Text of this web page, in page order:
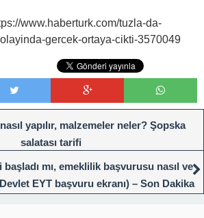
www.haberturk.com/tuzla-da-
gercek-ortaya-cikti-3570049
yapılır, malzemeler neler? Şopska
salatası tarifi
mı, emeklilik başvurusu nasıl ve
EYT başvuru ekranı) – Son Dakika